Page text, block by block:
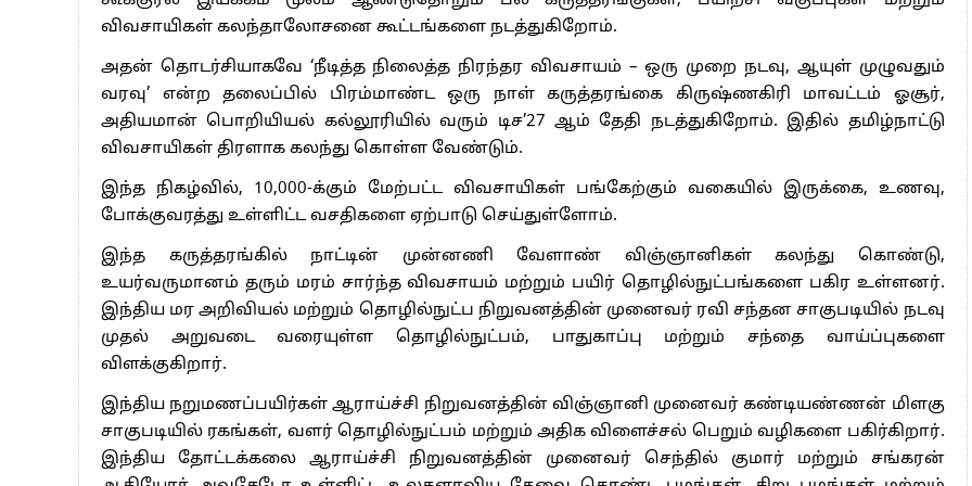
விவசாயிகள் கலந்தாலோசனை கூட்டங்களை நடத்துகிறோம்.
அதன் தொடர்சியாகவே ‘நீடித்த நிலைத்த நிரந்தர விவசாயம் – ஒரு முறை நடவு, ஆயுள் முழுவதும்
வரவு’ என்ற தலைப்பில் பிரம்மாண்ட ஒரு நாள் கருத்தரங்கை கிருஷ்ணகிரி மாவட்டம் ஓசூர்,
அதியமான் பொறியியல் கல்லூரியில் வரும் டிச’27 ஆம் தேதி நடத்துகிறோம். இதில் தமிழ்நாட்டு
விவசாயிகள் திரளாக கலந்து கொள்ள வேண்டும்.
இந்த நிகழ்வில், 10,000-க்கும் மேற்பட்ட விவசாயிகள் பங்கேற்கும் வகையில் இருக்கை, உணவு,
போக்குவரத்து உள்ளிட்ட வசதிகளை ஏற்பாடு செய்துள்ளோம்.
இந்த கருத்தரங்கில் நாட்டின் முன்னணி வேளாண் விஞ்ஞானிகள் கலந்து கொண்டு,
உயர்வருமானம் தரும் மரம் சார்ந்த விவசாயம் மற்றும் பயிர் தொழில்நுட்பங்களை பகிர உள்ளனர்.
இந்திய மர அறிவியல் மற்றும் தொழில்நுட்ப நிறுவனத்தின் முனைவர் ரவி சந்தன சாகுபடியில் நடவு
முதல் அறுவடை வரையுள்ள தொழில்நுட்பம், பாதுகாப்பு மற்றும் சந்தை வாய்ப்புகளை
விளக்குகிறார்.
இந்திய நறுமணப்பயிர்கள் ஆராய்ச்சி நிறுவனத்தின் விஞ்ஞானி முனைவர் கண்டியண்ணன் மிளகு
சாகுபடியில் ரகங்கள், வளர் தொழில்நுட்பம் மற்றும் அதிக விளைச்சல் பெறும் வழிகளை பகிர்கிறார்.
இந்திய தோட்டக்கலை ஆராய்ச்சி நிறுவனத்தின் முனைவர் செந்தில் குமார் மற்றும் சங்கரன்